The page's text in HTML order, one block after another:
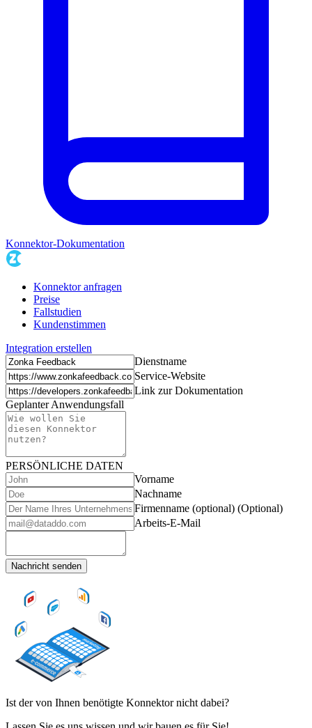
Konnektor-Dokumentation
Konnektor anfragen
Preise
Fallstudien
Kundenstimmen
Integration erstellen
Dienstname
Service-Website
Link zur Dokumentation
Geplanter Anwendungsfall
PERSÖNLICHE DATEN
Vorname
Nachname
Firmenname (optional) (Optional)
Arbeits-E-Mail
Nachricht senden
Ist der von Ihnen benötigte Konnektor nicht dabei?